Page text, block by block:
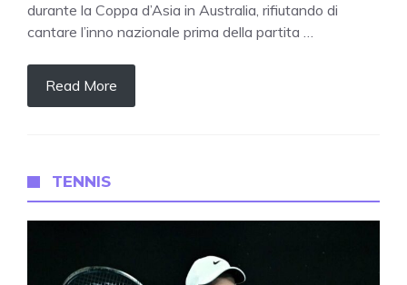
durante la Coppa d’Asia in Australia, rifiutando di
cantare l’inno nazionale prima della partita …
Read More
TENNIS